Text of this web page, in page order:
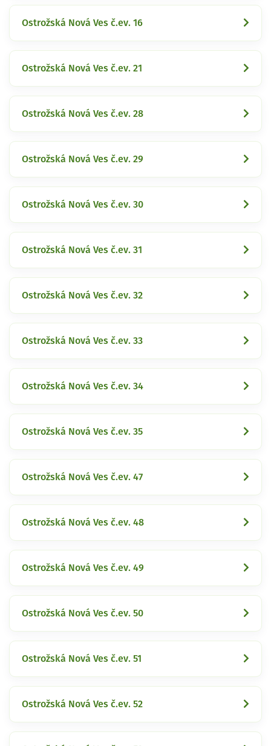
Ostrožská Nová Ves č.ev. 16
Ostrožská Nová Ves č.ev. 21
Ostrožská Nová Ves č.ev. 28
Ostrožská Nová Ves č.ev. 29
Ostrožská Nová Ves č.ev. 30
Ostrožská Nová Ves č.ev. 31
Ostrožská Nová Ves č.ev. 32
Ostrožská Nová Ves č.ev. 33
Ostrožská Nová Ves č.ev. 34
Ostrožská Nová Ves č.ev. 35
Ostrožská Nová Ves č.ev. 47
Ostrožská Nová Ves č.ev. 48
Ostrožská Nová Ves č.ev. 49
Ostrožská Nová Ves č.ev. 50
Ostrožská Nová Ves č.ev. 51
Ostrožská Nová Ves č.ev. 52